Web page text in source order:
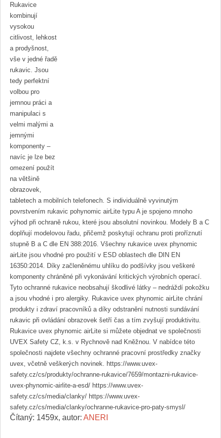
Rukavice
kombinují
vysokou
citlivost, lehkost
a prodyšnost,
vše v jedné řadě
rukavic. Jsou
tedy perfektní
volbou pro
jemnou práci a
manipulaci s
velmi malými a
jemnými
komponenty –
navíc je lze bez
omezení použít
na většině
obrazovek,
tabletech a mobilních telefonech. S individuálně vyvinutým
povrstvením rukavic pohynomic airLite typu A je spojeno mnoho
výhod při ochraně rukou, které jsou absolutní novinkou. Modely B a C
doplňují modelovou řadu, přičemž poskytují ochranu proti proříznutí
stupně B a C dle EN 388:2016. Všechny rukavice uvex phynomic
airLite jsou vhodné pro použití v ESD oblastech dle DIN EN
16350:2014. Díky začleněnému uhlíku do podšívky jsou veškeré
komponenty chráněné při vykonávání kritických výrobních operací.
Tyto ochranné rukavice neobsahují škodlivé látky – nedráždí pokožku
a jsou vhodné i pro alergiky. Rukavice uvex phynomic airLite chrání
produkty i zdraví pracovníků a díky odstranění nutnosti sundávání
rukavic při ovládání obrazovek šetří čas a tím zvyšují produktivitu.
Rukavice uvex phynomic airLite si můžete objednat ve společnosti
UVEX Safety CZ, k.s. v Rychnově nad Kněžnou. V nabídce této
společnosti najdete všechny ochranné pracovní prostředky značky
uvex, včetně veškerých novinek. https://www.uvex-
safety.cz/cs/produkty/ochranne-rukavice/7659/montazni-rukavice-
uvex-phynomic-airlite-a-esd/ https://www.uvex-
safety.cz/cs/media/clanky/ https://www.uvex-
safety.cz/cs/media/clanky/ochranne-rukavice-pro-paty-smysl/
Čítaný: 1459x, autor: ANERI